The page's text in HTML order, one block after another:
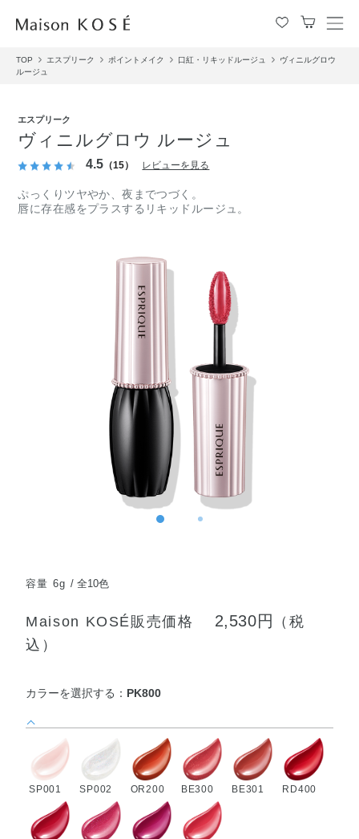
メ
TOP エスプリーク ポイントメイク 口紅・リキッドルージュ
ヴィニルグロウ
ルージュ
エスプリーク
ヴィニルグロウ ルージュ
4.5 （15） レビューを見る
ぷっくりツヤやか、夜までつづく。
唇に存在感をプラスするリキッドルージュ。
容量 6g 全10色
Maison KOSÉ販売価格 2,530円
（税
込）
カラーを選択する： PK800
SP001 SP002 OR200 BE300 BE301 RD400